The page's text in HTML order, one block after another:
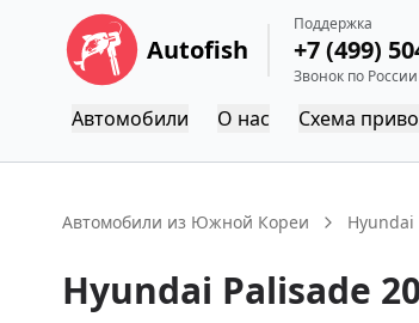
Autofish
Поддержка
+7 (499)
Звонок по
Автомобили О нас Схема
Автомобили из Южной Кореи Hyundai
Hyundai Palisade